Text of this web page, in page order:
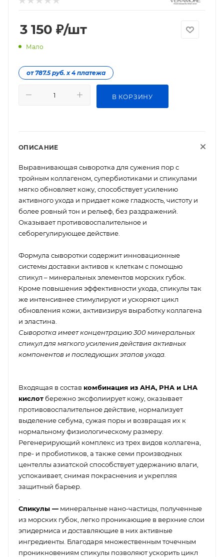
3 150 ₽/шт
Мало
от 787.5 руб. х 4 платежа
В КОРЗИНУ
ОПИСАНИЕ
Выравнивающая сыворотка для сужения пор с
тройным коллагеном, супербиотиками и спикулами
мягко обновляет кожу, способствует усилению
активного ухода и придает коже гладкость, чистоту и
более ровный тон и рельеф, без раздражений.
Оказывает противовоспалительное и
себорегулирующее действие.
Формула сыворотки содержит инновационные
системы доставки активов к клеткам с помощью
спикул – минеральных элементов морских губок.
Кроме повышения эффективности ухода, спикулы так
же интенсивнее стимулируют и ускоряют цикл
обновления кожи, активизируя выработку коллагена
и эластина.
Сыворотка имеет концентрацию 300 минеральных
спикул для мягкого усиления действия активных
компонентов и последующих этапов ухода.
Входящая в состав комбинация из AHA, PHA и LHA
кислот бережно эксфолиирует кожу, оказывает
противовоспалительное действие, нормализует
выделение себума, сужая поры и возвращая их к
нормальному физиологическому размеру.
Регенерирующий комплекс из трех видов коллагена,
пре- и пробиотиков, а также семи производных
центеллы азиатской способствует удержанию влаги,
успокаивает, снимая покраснения и укрепляя
защитный барьер.
Спикулы — минеральные нано-частицы, полученные
из морских губок, легко проникающие в верхние слои
эпидермиса и доставляющие в них активные
ингредиенты. Благодаря множественным точечным
проникновениям спикулы позволяют ускорить цикл